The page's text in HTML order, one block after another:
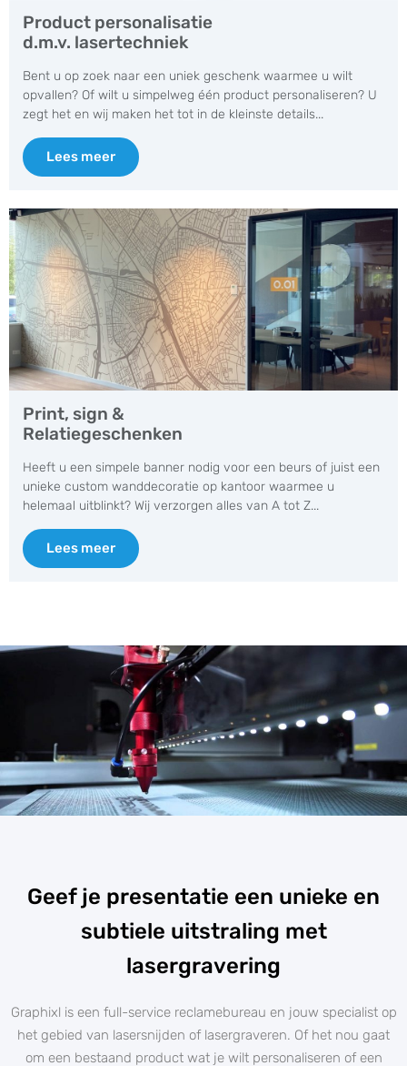
Product personalisatie
d.m.v. lasertechniek
Bent u op zoek naar een uniek geschenk waarmee u wilt
opvallen? Of wilt u simpelweg één product personaliseren? U
zegt het en wij maken het tot in de kleinste details...
Lees meer
Print, sign &
Relatiegeschenken
Heeft u een simpele banner nodig voor een beurs of juist een
unieke custom wanddecoratie op kantoor waarmee u
helemaal uitblinkt? Wij verzorgen alles van A tot Z...
Lees meer
Geef je presentatie een unieke en
subtiele uitstraling met
lasergravering
Graphixl is een full-service reclamebureau en jouw specialist op
het gebied van lasersnijden of lasergraveren. Of het nou gaat
om een bestaand product wat je wilt personaliseren of een